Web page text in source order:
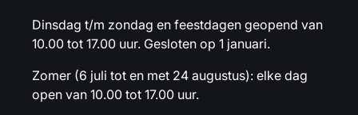
Dinsdag t/m zondag en feestdagen geopend van
10.00 tot 17.00 uur. Gesloten op 1 januari.
Zomer (6 juli tot en met 24 augustus): elke dag
open van 10.00 tot 17.00 uur.